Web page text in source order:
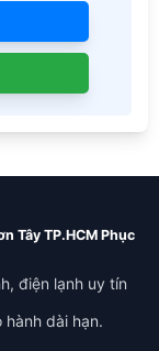
Tây TP.HCM Phục
điện lạnh uy tín
dài hạn.